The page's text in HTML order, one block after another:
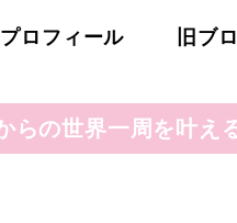
プロフィール 旧ブ
の世界一周を叶